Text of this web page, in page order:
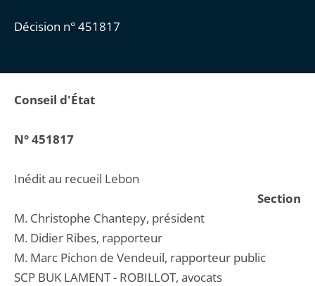
Décision n° 451817
Conseil d'État
N° 451817
Inédit au recueil Lebon
Section
M. Christophe Chantepy, président
M. Didier Ribes, rapporteur
M. Marc Pichon de Vendeuil, rapporteur public
SCP BUK LAMENT - ROBILLOT, avocats